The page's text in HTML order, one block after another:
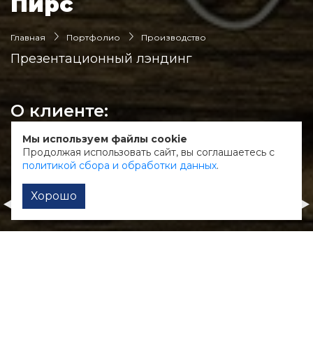
Главная Портфолио Производство
Презентационный лэндинг
О клиенте:
Производитель и оптовый поставщик
рыболовных товаров
Купи Бетон
Функциональный лэндинг
Мы используем файлы cookie
Продолжая использовать сайт, вы соглашаетесь с
политикой сбора и обработки данных.
Хорошо